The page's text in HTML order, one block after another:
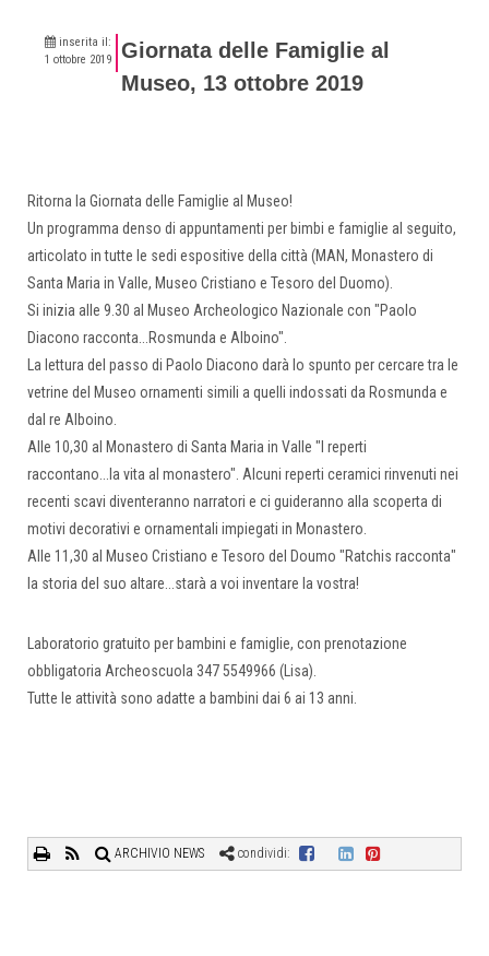
inserita il:
1 ottobre 2019
Giornata delle Famiglie al
Museo, 13 ottobre 2019
Ritorna la Giornata delle Famiglie al Museo!
Un programma denso di appuntamenti per bimbi e famiglie al seguito,
articolato in tutte le sedi espositive della città (MAN, Monastero di
Santa Maria in Valle, Museo Cristiano e Tesoro del Duomo).
Si inizia alle 9.30 al Museo Archeologico Nazionale con "Paolo
Diacono racconta...Rosmunda e Alboino".
La lettura del passo di Paolo Diacono darà lo spunto per cercare tra le
vetrine del Museo ornamenti simili a quelli indossati da Rosmunda e
dal re Alboino.
Alle 10,30 al Monastero di Santa Maria in Valle "I reperti
raccontano...la vita al monastero". Alcuni reperti ceramici rinvenuti nei
recenti scavi diventeranno narratori e ci guideranno alla scoperta di
motivi decorativi e ornamentali impiegati in Monastero.
Alle 11,30 al Museo Cristiano e Tesoro del Doumo "Ratchis racconta"
la storia del suo altare...starà a voi inventare la vostra!
Laboratorio gratuito per bambini e famiglie, con prenotazione
obbligatoria Archeoscuola 347 5549966 (Lisa).
Tutte le attività sono adatte a bambini dai 6 ai 13 anni.
ARCHIVIO NEWS condividi: